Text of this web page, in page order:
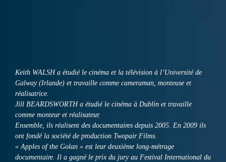
Keith WALSH a étudié le cinéma et la télévision à l’Université de
Galway (Irlande) et travaille comme cameraman, monteuse et
réalisatrice.
Jill BEARDSWORTH a étudié le cinéma à Dublin et travaille
comme monteur et réalisateur.
Ensemble, ils réalisent des documentaires depuis 2005. En 2009 ils
ont fondé la société de production Twopair Films.
« Apples of the Golan » est leur deuxième long-métrage
documentaire. Il a gagné le prix du jury au Festival International du